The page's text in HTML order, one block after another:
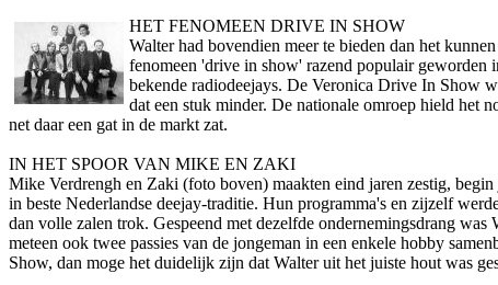
HET FENOMEEN DRIVE IN SHOW
Walter had bovendien meer te bieden dan het
fenomeen 'drive in show' razend populair geworden
bekende radiodeejays. De Veronica Drive In Show
dat een stuk minder. De nationale omroep hield het
net daar een gat in de markt zat.
IN HET SPOOR VAN MIKE EN ZAKI
Mike Verdrengh en Zaki (foto boven) maakten eind jaren zestig,
in beste Nederlandse deejay-traditie. Hun programma's en zijzelf
dan volle zalen trok. Gespeend met dezelfde o­ndernemingsdrang
meteen ook twee passies van de jongeman in een enkele hobby
Show, dan moge het duidelijk zijn dat Walter uit het juiste hout was